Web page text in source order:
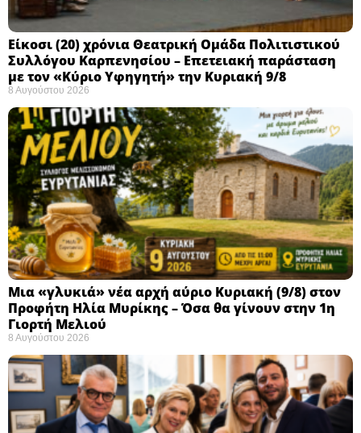
Eίκοσι (20) χρόνια Θεατρική Ομάδα Πολιτιστικού
Συλλόγου Καρπενησίου – Επετειακή παράσταση
με τον «Κύριο Υφηγητή» την Κυριακή 9/8
8 Αυγούστου 2026
Μια «γλυκιά» νέα αρχή αύριο Κυριακή (9/8) στον
Προφήτη Ηλία Μυρίκης – Όσα θα γίνουν στην 1η
Γιορτή Μελιού
8 Αυγούστου 2026